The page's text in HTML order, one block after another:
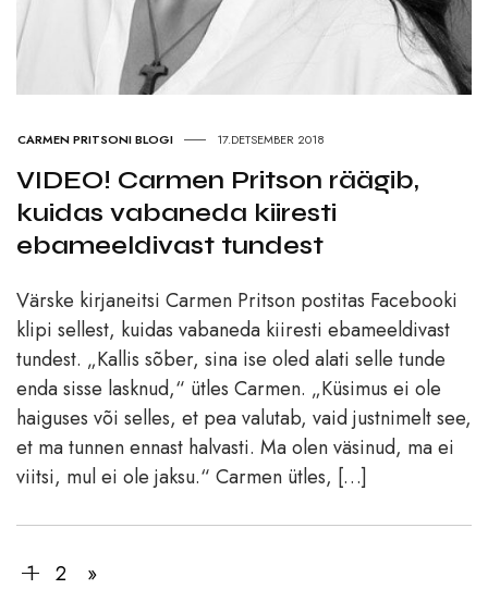
CARMEN PRITSONI BLOGI 17.DETSEMBER 2018
VIDEO! Carmen Pritson räägib,
kuidas vabaneda kiiresti
ebameeldivast tundest
Värske kirjaneitsi Carmen Pritson postitas Facebooki
klipi sellest, kuidas vabaneda kiiresti ebameeldivast
tundest. „Kallis sõber, sina ise oled alati selle tunde
enda sisse lasknud,“ ütles Carmen. „Küsimus ei ole
haiguses või selles, et pea valutab, vaid justnimelt see,
et ma tunnen ennast halvasti. Ma olen väsinud, ma ei
viitsi, mul ei ole jaksu.“ Carmen ütles, […]
1 2 »